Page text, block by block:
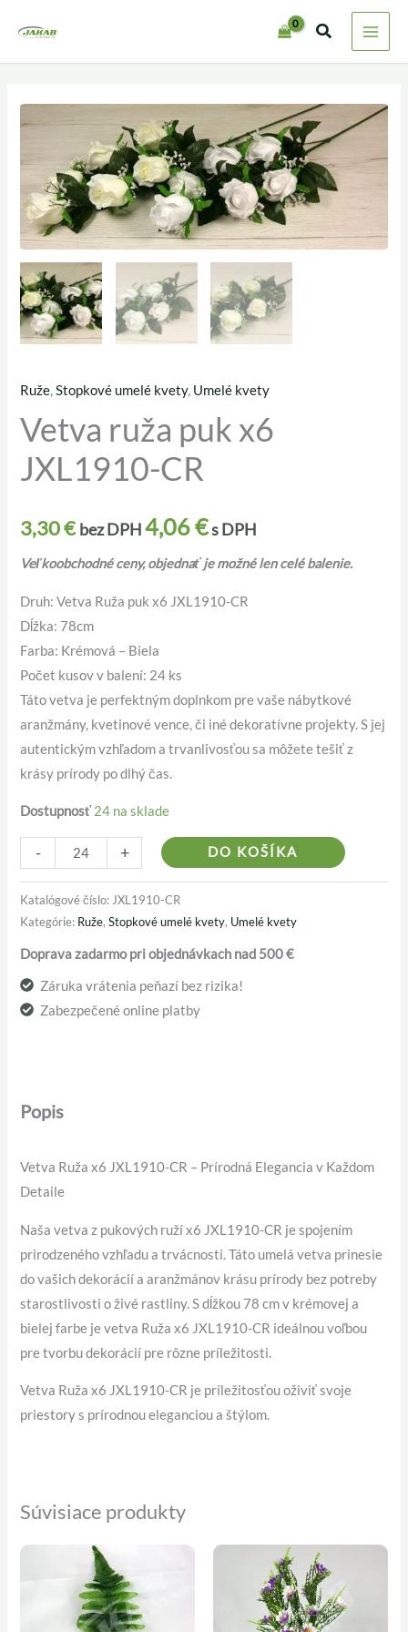
obsah
Ruže,Stopkové umelé kvety, Umelé kvety
Vetva ruža puk x6
JXL1910-CR
3,30€ bez DPH4,06€s DPH
Veľkoobchodné ceny, objednať je možné len celé balenie.
Druh: Vetva Ruža puk x6 JXL1910-CR
Dĺžka: 78cm
Farba: Krémová – Biela
Počet kusov v balení: 24 ks
Táto vetva je perfektným doplnkom pre vaše nábytkové
aranžmány, kvetinové vence, či iné dekoratívne projekty. S jej
autentickým vzhľadom a trvanlivosťou sa môžete tešiť z
krásy prírody po dlhý čas.
Dostupnosť 24 na sklade
-
množstvo
Vetva
ruža
puk
JXL1910-
CR
+ DO KOŠÍKA
Katalógové číslo: JXL1910-CR
Kategórie: Ruže,Stopkové umelé kvety, Umelé kvety
Doprava zadarmo pri objednávkach nad 500 €
Záruka vrátenia peňazí bez rizika!
Zabezpečené online platby
Popis
Vetva Ruža x6 JXL1910-CR – Prírodná Elegancia v Každom
Detaile
Naša vetva z pukových ruží x6 JXL1910-CR je spojením
prirodzeného vzhľadu a trvácnosti. Táto umelá vetva prinesie
do vašich dekorácií a aranžmánov krásu prírody bez potreby
starostlivosti o živé rastliny. S dĺžkou 78 cm v krémovej a
bielej farbe je vetva Ruža x6 JXL1910-CR ideálnou voľbou
pre tvorbu dekorácií pre rôzne príležitosti.
Vetva Ruža x6 JXL1910-CR je príležitosťou oživiť svoje
priestory s prírodnou eleganciou a štýlom.
Súvisiace produkty